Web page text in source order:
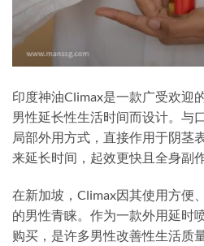
印度神油Climax是一款广受欢迎
男性延长性生活时间而设计。与
局部外用方式，直接作用于阴茎
来延长时间，起效更快且全身副
在新加坡，Climax因其使用方便
的男性青睐。作为一款外用延时
购买，是许多男性改善性生活质